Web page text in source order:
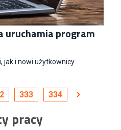
uruchamia program
i nowi użytkownicy.
333 334
pracy
Warszawa